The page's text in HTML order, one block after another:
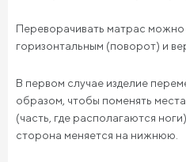
Переворачивать матрас можно
горизонтальным (поворот) и
В первом случае изделие
образом, чтобы поменять
(часть, где располагаются
сторона меняется на нижнюю.